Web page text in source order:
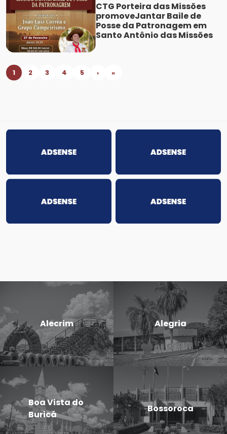
CTG Porteira das Missões
promoveJantar Baile de
Posse da Patronagem em
Santo Antônio das Missões
1 2 3 4 5 › »
Alecrim Alegria
Boa Vista do
Buricá
Bossoroca